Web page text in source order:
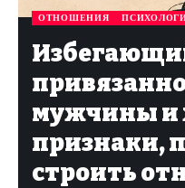
ОТНОШЕНИЯ
мужчины
признаки,
строить